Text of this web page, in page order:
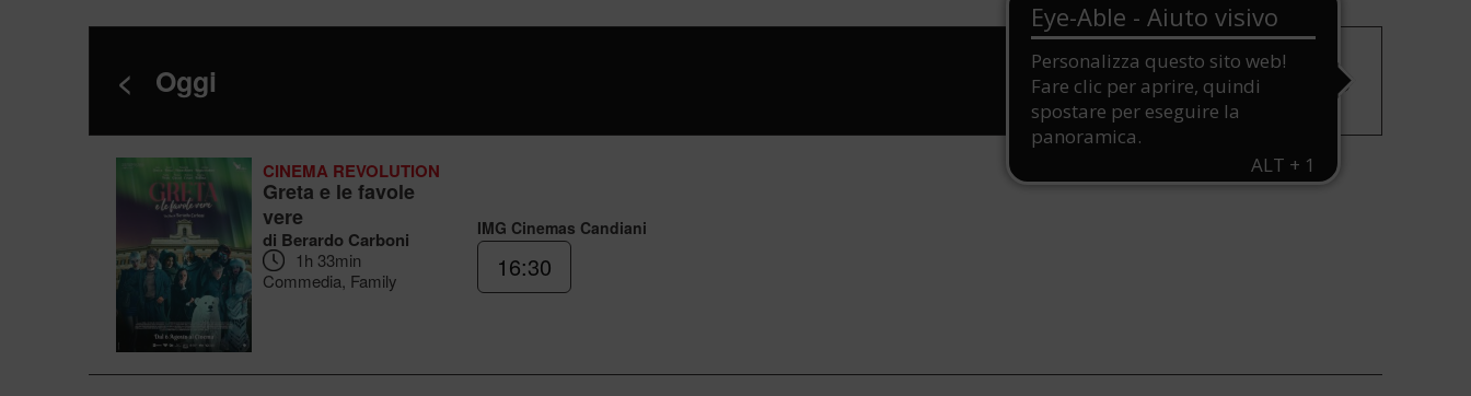
< Oggi Scegli il giorno
CINEMA REVOLUTION
Greta e le favole
vere
di Berardo Carboni
1h 33min
Commedia, Family
IMG Cinemas Candiani
16:30